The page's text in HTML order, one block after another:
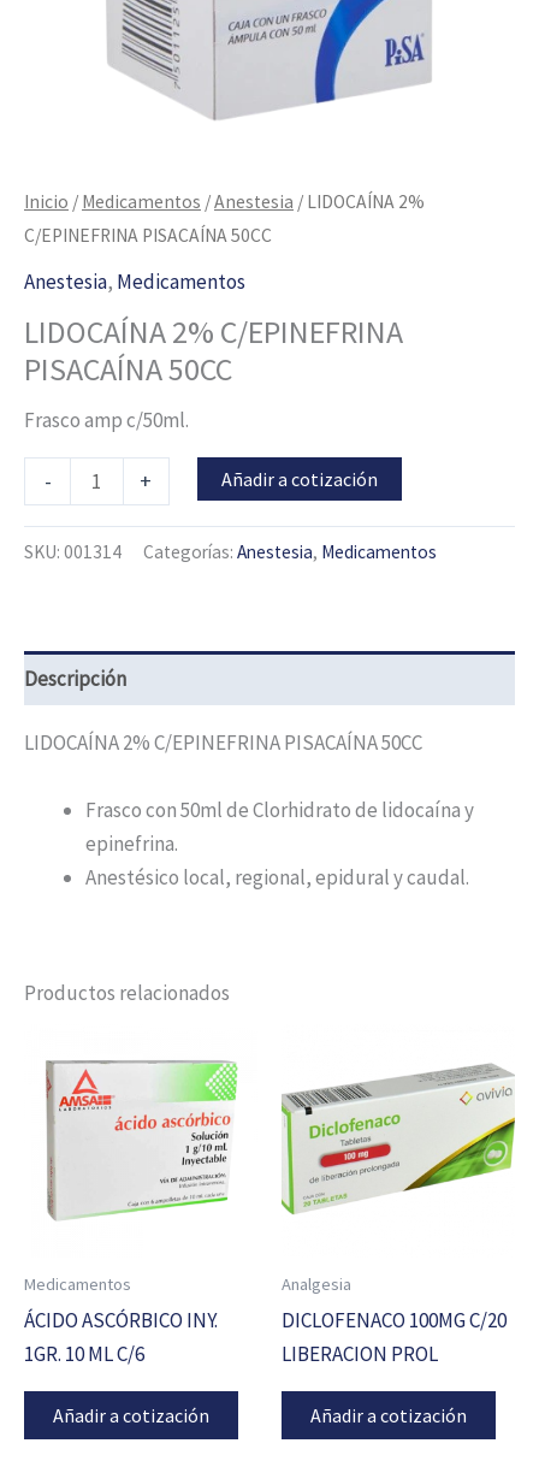
Inicio / Medicamentos /Anestesia / LIDOCAÍNA 2%
C/EPINEFRINA PISACAÍNA 50CC
Anestesia, Medicamentos
LIDOCAÍNA 2% C/EPINEFRINA
PISACAÍNA 50CC
Frasco amp c/50ml.
- + Añadir a cotización
SKU: 001314 Categorías: Anestesia, Medicamentos
Descripción
LIDOCAÍNA 2% C/EPINEFRINA PISACAÍNA 50CC
Frasco con 50ml de Clorhidrato de lidocaína y
epinefrina.
Anestésico local, regional, epidural y caudal.
Productos relacionados
Medicamentos
ÁCIDO ASCÓRBICO INY.
1GR. 10 ML C/6
Añadir a cotización
Analgesia
DICLOFENACO 100MG C/20
LIBERACION PROL
Añadir a cotización